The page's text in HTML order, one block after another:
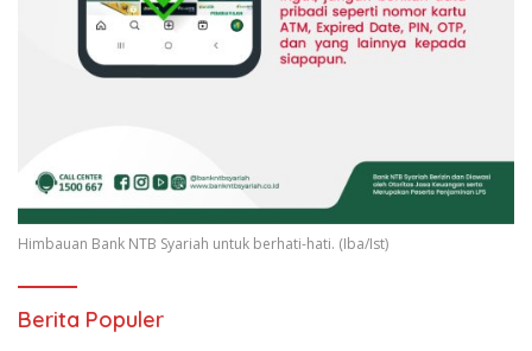
Himbauan Bank NTB Syariah untuk berhati-hati. (Iba/Ist)
Berita Populer